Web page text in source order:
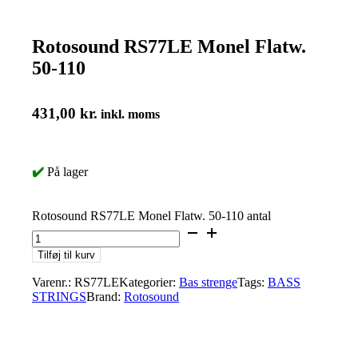
Rotosound RS77LE Monel Flatw.
50-110
431,00 kr. inkl. moms
✔️ På lager
Rotosound RS77LE Monel Flatw. 50-110 antal
Tilføj til kurv
Varenr.: RS77LEKategorier: Bas strengeTags: BASS
STRINGSBrand: Rotosound